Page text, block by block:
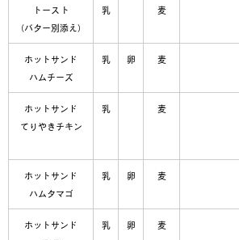
トースト
（バター別添え）
乳 麦
ホットサンド
ハムチーズ
乳 卵 麦
ホットサンド
てりやきチキン
乳 麦
ホットサンド
ハムタマゴ
乳 卵 麦
ホットサンド
乳 卵 麦